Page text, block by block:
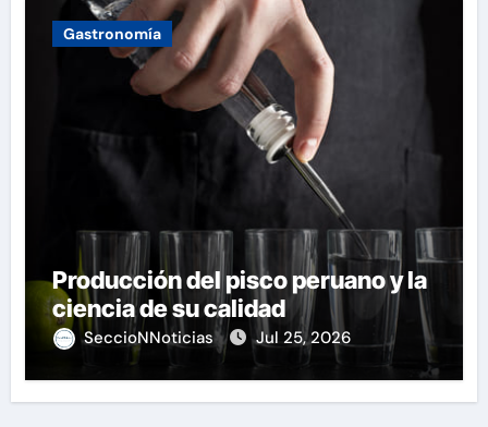
Gastronomía
Producción del pisco peruano y la
ciencia de su calidad
SeccioNNoticias Jul 25, 2026